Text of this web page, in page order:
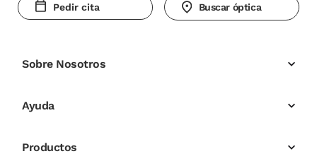
Pedir cita Buscar óptica
Sobre Nosotros
Ayuda
Productos